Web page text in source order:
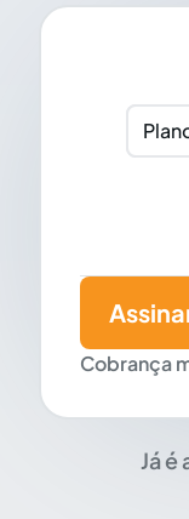
Cobrança
Já é